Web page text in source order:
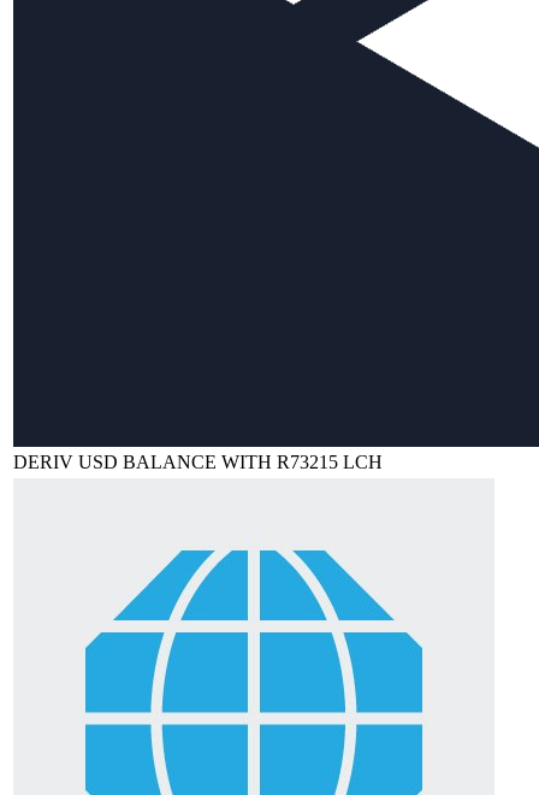
DERIV USD BALANCE WITH R73215 LCH